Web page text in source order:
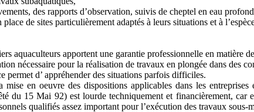
des rapports d’observation, suivis de cheptel en eau
place de sites particulièrement adaptés à leurs situations et à
aquaculteurs apportent une garantie professionnelle en matière
nécessaire pour la réalisation de travaux en plongée dans des
permet d’ appréhender des situations parfois difficiles.
mise en oeuvre des dispositions applicables dans les
du 15 Mai 92) est lourde techniquement et financièrement, car
qualifiés assez important pour l’exécution des travaux sous-